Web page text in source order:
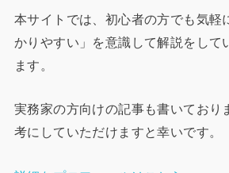
本サイトでは、初心者の方でも気軽
かりやすい」を意識して解説をして
ます。
実務家の方向けの記事も書いており
考にしていただけますと幸いです。